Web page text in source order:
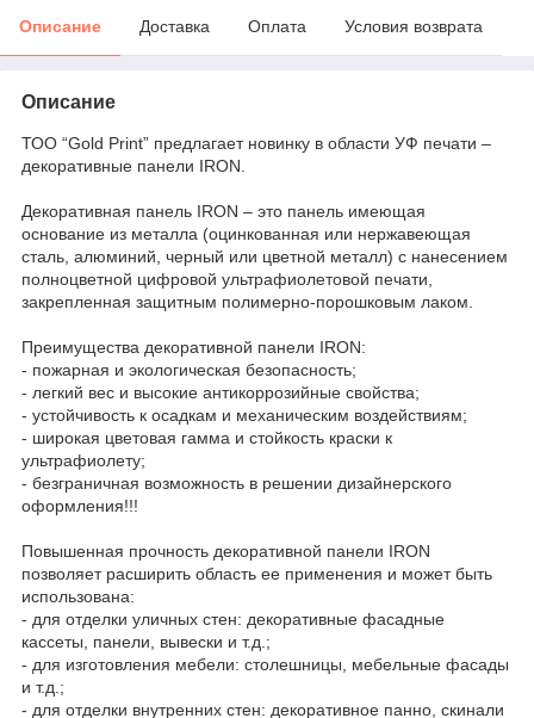
Описание Доставка Оплата Условия возврата
Описание
ТОО “Gold Print” предлагает новинку в области УФ печати –
декоративные панели IRON.
Декоративная панель IRON – это панель имеющая
основание из металла (оцинкованная или нержавеющая
сталь, алюминий, черный или цветной металл) с нанесением
полноцветной цифровой ультрафиолетовой печати,
закрепленная защитным полимерно-порошковым лаком.
Преимущества декоративной панели IRON:
- пожарная и экологическая безопасность;
- легкий вес и высокие антикоррозийные свойства;
- устойчивость к осадкам и механическим воздействиям;
- широкая цветовая гамма и стойкость краски к
ультрафиолету;
- безграничная возможность в решении дизайнерского
оформления!!!
Повышенная прочность декоративной панели IRON
позволяет расширить область ее применения и может быть
использована:
- для отделки уличных стен: декоративные фасадные
кассеты, панели, вывески и т.д.;
- для изготовления мебели: столешницы, мебельные фасады
и т.д.;
- для отделки внутренних стен: декоративное панно, скинали